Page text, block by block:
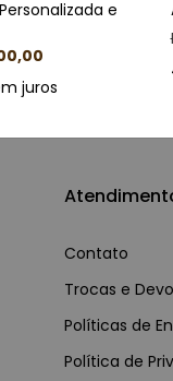
e
juros
Contato
Trocas e
Políticas de
Política de